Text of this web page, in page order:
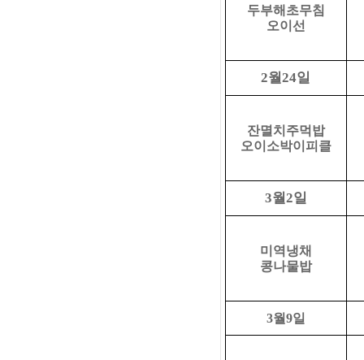
두부해초무침
오이선
2월24일
잔멸치주먹밥
오이소박이피클
3월 2일
미역냉채
콩나물밥
3월9일